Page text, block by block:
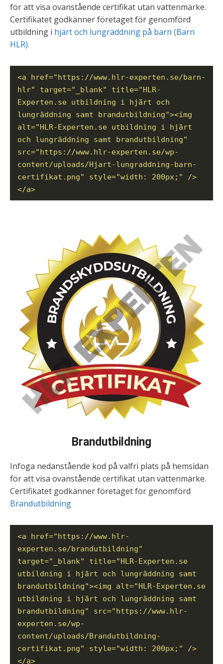
för att visa ovanstående certifikat utan vattenmärke.
Certifikatet godkänner företaget för genomförd
utbildning i hjärt och lungräddning på barn (Barn
HLR).
<a href="https://www.hlr-experten.se/barn-
hlr" target="_blank" title="HLR-
Experten.se utbildning i hjärt och
lungräddning samt brandutbildning"><img
alt="HLR-Experten.se utbildning i hjärt
och lungräddning samt brandutbildning"
src="https://www.hlr-experten.se/wp-
content/uploads/Hjart-lungraddning-barn-
certifikat.png" style="width: 200px;" />
</a>
Brandutbildning
Infoga nedanstående kod på valfri plats på hemsidan
för att visa ovanstående certifikat utan vattenmärke.
Certifikatet godkänner företaget för genomförd
Brandutbildning
<a href="https://www.hlr-
experten.se/brandutbildning"
target="_blank" title="HLR-Experten.se
utbildning i hjärt och lungräddning samt
brandutbildning"><img alt="HLR-Experten.se
utbildning i hjärt och lungräddning samt
brandutbildning" src="https://www.hlr-
experten.se/wp-
content/uploads/Brandutbildning-
certifikat.png" style="width: 200px;" />
</a>